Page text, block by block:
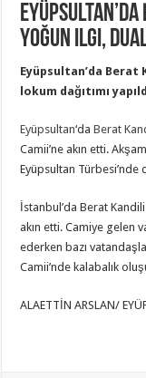
yoğun ilgi,
Eyüpsultan’da Berat
lokum dağıtımı
Eyüpsultan‘daBerat
Camii’ne akın etti.
Eyüpsultan Türbesi’nde
İstanbul’da Berat
akın etti. Camiye gelen
ederken bazı
Camii’nde kalabalık
ALAETTİN ARSLAN/